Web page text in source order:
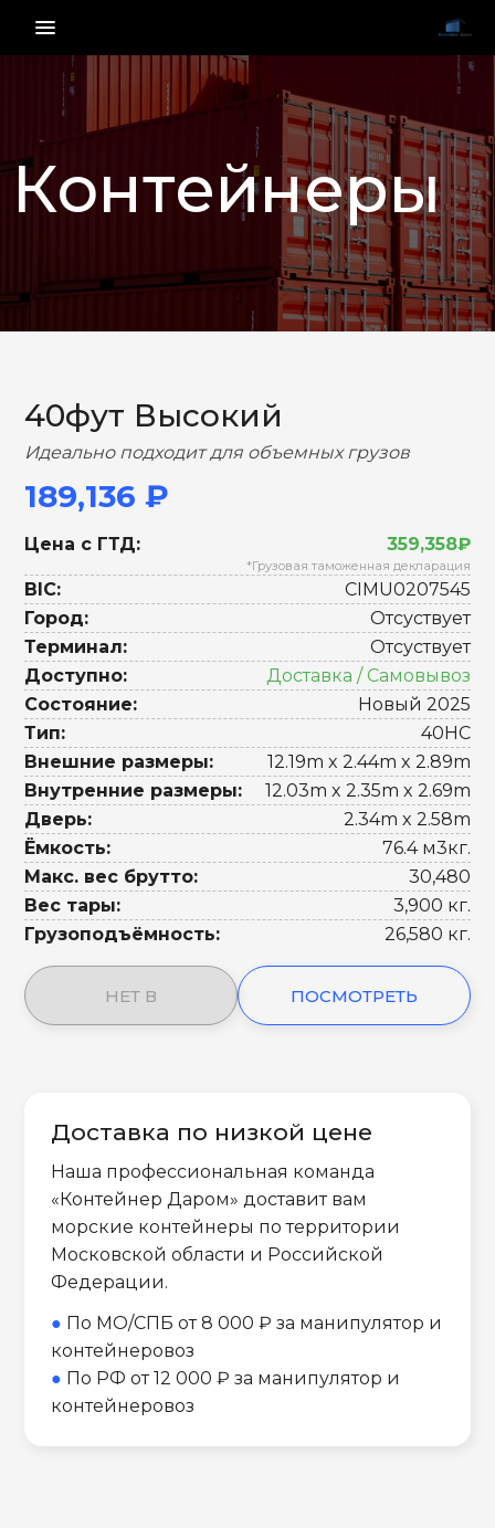
menu_vert
Контейнеры
НАЗАД ВПЕРЕД
40фут Высокий
Идеально подходит для объемных грузов
189,136 ₽
Цена с ГТД: 359,358₽
*Грузовая таможенная декларация
BIC:
CIMU0207545
Город:
Отсуствует
Терминал:
Отсуствует
Доступно:
Доставка / Самовывоз
Состояние:
Новый 2025
Тип:
40HC
Внешние размеры:
12.19m x 2.44m x 2.89m
Внутренние размеры:
12.03m x 2.35m x 2.69m
Дверь:
2.34m x 2.58m
Ёмкость:
76.4 м3кг.
Макс. вес брутто:
30,480
Вес тары:
3,900 кг.
Грузоподъёмность:
26,580 кг.
НЕТ В ПОСМОТРЕТЬ
Доставка по низкой цене
Наша профессиональная команда
«Контейнер Даром» доставит вам
морские контейнеры по территории
Московской области и Российской
Федерации.
● По МО/СПБ от 8 000 ₽ за манипулятор и
контейнеровоз
● По РФ от 12 000 ₽ за манипулятор и
контейнеровоз